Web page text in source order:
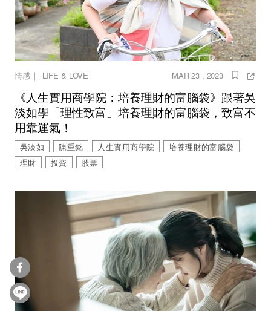
情感｜ LIFE & LOVE MAR 23 , 2023
《人生實用商學院：培養理財的富腦袋》跟著吳
淡如學「理性致富」培養理財的富腦袋，致富不
用靠運氣！
吳淡如 陳重銘 人生實用商學院
培養理財的富腦袋
理財
投資 股票